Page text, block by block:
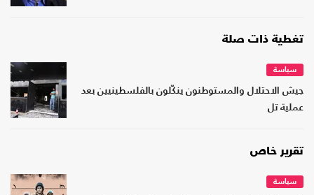
تغطية ذات صلة
سياسة
جيش الاحتلال والمستوطنون ينكّلون بالفلسطينيين بعد
عملية تل
تقرير خاص
سياسة